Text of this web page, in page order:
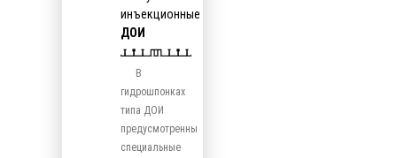
инъекционные
ДОИ
В
гидрошпонках
типа ДОИ
предусмотренны
специальные